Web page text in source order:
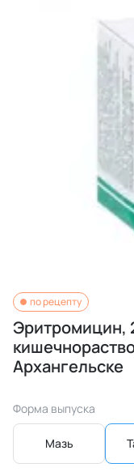
по рецепту
Эритромицин,
Архангельске
Форма выпуска
Мазь